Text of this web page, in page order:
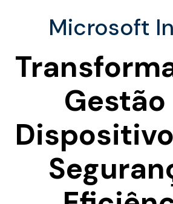
Microsoft
Gestão